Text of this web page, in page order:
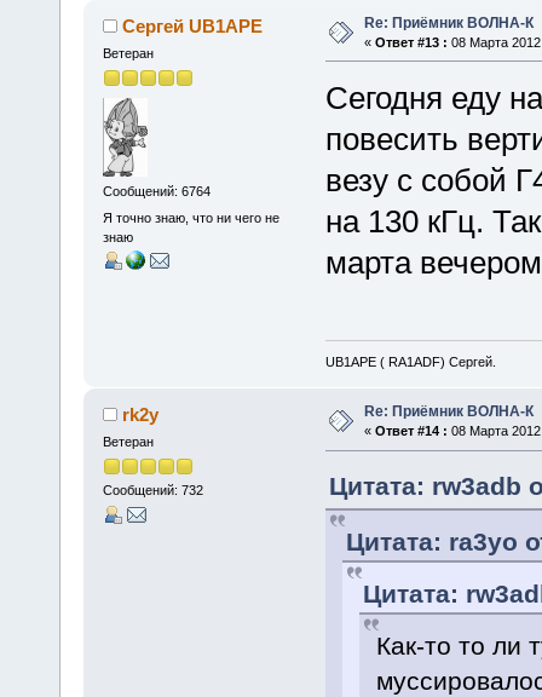
Сергей UB1APE
Ветеран
Сообщений: 6764
Я точно знаю, что ни чего не
знаю
Re: Приёмник ВОЛНА-К
« Ответ #13 : 08 Марта
Сегодня еду
повесить
везу с собой
на 130 кГц.
марта
UB1APE ( RA1ADF) Сергей.
rk2y
Ветеран
Сообщений: 732
Re: Приёмник ВОЛНА-К
« Ответ #14 : 08 Марта
Цитата: rw3adb
Цитата: ra3yo
Цитата:
Как-то то ли